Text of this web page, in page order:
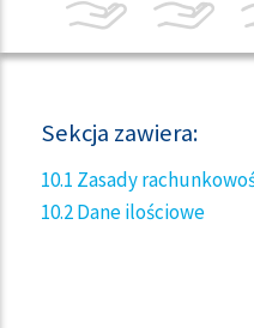
Sekcja zawiera:
10.1 Zasady
10.2 Dane ilościowe